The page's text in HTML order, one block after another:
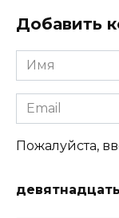
Добавить
Имя
Email
Пожалуйста,